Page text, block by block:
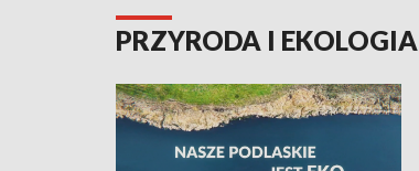
PRZYRODA I EKOLOGIA